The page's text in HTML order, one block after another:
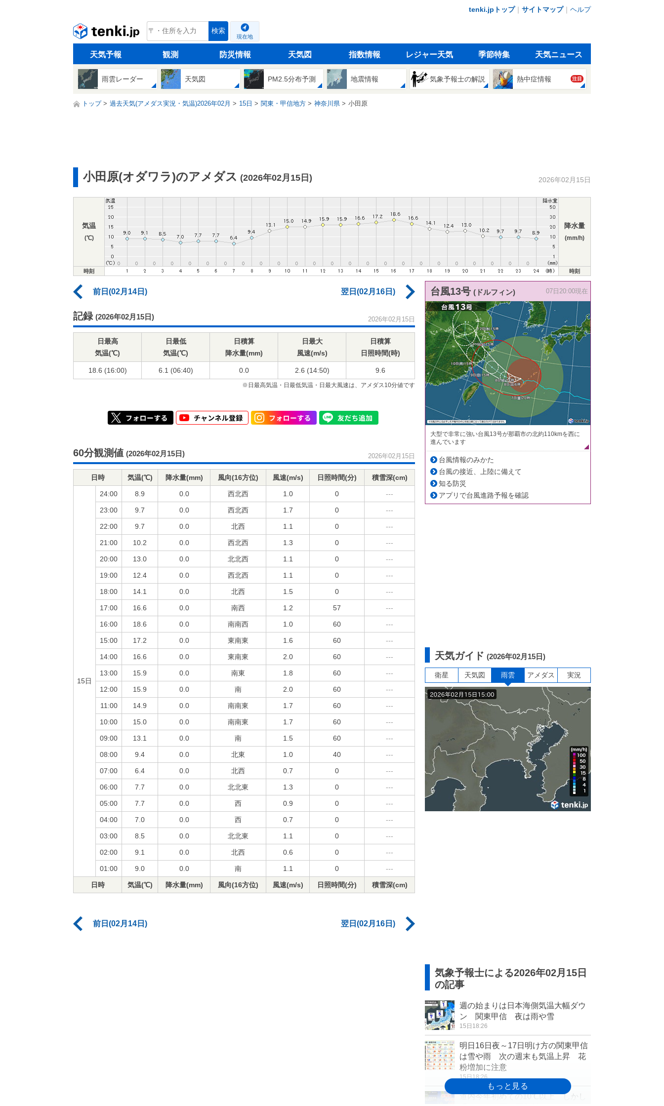
tenki.jpトップ｜ サイトマップ｜ ヘルプ
tenki.jp 検索
現在地
天気予報 観測 防災情報 天気図 指数情報 レジャー天気 季節特集 天気ニュース
雨雲レーダー 天気図 PM2.5分布予測 地震情報 気象予報士の解説 熱中症情報 注目
トップ 過去天気(アメダス実況・気温)2026年02月 15日 関東・甲信地方 神奈川県 小田原
小田原(オダワラ)のアメダス (2026年02月15日) 2026年02月15日
気温
(℃)
降水量
(mm/h)
時刻 時刻
前日(02月14日) 翌日(02月16日)
記録 (2026年02月15日) 2026年02月15日
日最高
気温(℃)
日最低
気温(℃)
日積算
降水量(mm)
日最大
風速(m/s)
日積算
日照時間(時)
18.6 (16:00) 6.1 (06:40) 0.0 2.6 (14:50) 9.6
※日最高気温・日最低気温・日最大風速は、アメダス10分値です
60分観測値 (2026年02月15日) 2026年02月15日
日時 気温(℃) 降水量(mm) 風向(16方位) 風速(m/s) 日照時間(分) 積雪深(cm)
15日
24:00 8.9 0.0 西北西 1.0 0 ---
23:00 9.7 0.0 西北西 1.7 0 ---
22:00 9.7 0.0 北西 1.1 0 ---
21:00 10.2 0.0 西北西 1.3 0 ---
20:00 13.0 0.0 北北西 1.1 0 ---
19:00 12.4 0.0 西北西 1.1 0 ---
18:00 14.1 0.0 北西 1.5 0 ---
17:00 16.6 0.0 南西 1.2 57 ---
16:00 18.6 0.0 南南西 1.0 60 ---
15:00 17.2 0.0 東南東 1.6 60 ---
14:00 16.6 0.0 東南東 2.0 60 ---
13:00 15.9 0.0 南東 1.8 60 ---
12:00 15.9 0.0 南 2.0 60 ---
11:00 14.9 0.0 南南東 1.7 60 ---
10:00 15.0 0.0 南南東 1.7 60 ---
09:00 13.1 0.0 南 1.5 60 ---
08:00 9.4 0.0 北東 1.0 40 ---
07:00 6.4 0.0 北西 0.7 0 ---
06:00 7.7 0.0 北北東 1.3 0 ---
05:00 7.7 0.0 西 0.9 0 ---
04:00 7.0 0.0 西 0.7 0 ---
03:00 8.5 0.0 北北東 1.1 0 ---
02:00 9.1 0.0 北西 0.6 0 ---
01:00 9.0 0.0 南 1.1 0 ---
日時 気温(℃) 降水量(mm) 風向(16方位) 風速(m/s) 日照時間(分) 積雪深(cm)
前日(02月14日) 翌日(02月16日)
台風13号 (ドルフィン) 07日20:00現在
大型で非常に強い台風13号が那覇市の北約110kmを西に
進んでいます
台風情報のみかた
台風の接近、上陸に備えて
知る防災
アプリで台風進路予報を確認
天気ガイド (2026年02月15日)
衛星 天気図 雨雲 アメダス 実況
気象予報士による2026年02月15日
の記事
週の始まりは日本海側気温大幅ダウ
ン 関東甲信 夜は雨や雪
15日18:26
明日16日夜～17日明け方の関東甲信
は雪や雨 次の週末も気温上昇 花
粉増加に注意
15日18:26
道内今年初めての10℃以上 しかし